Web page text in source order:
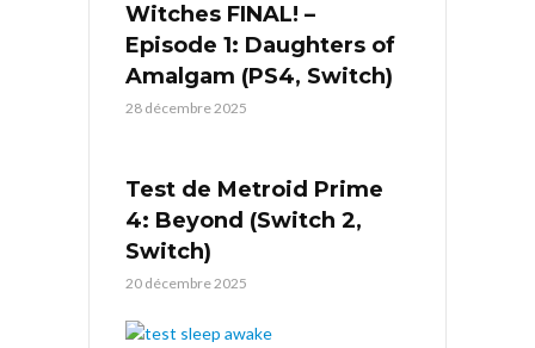
Witches FINAL! –
Episode 1: Daughters of
Amalgam (PS4, Switch)
28 décembre 2025
Test de Metroid Prime
4: Beyond (Switch 2,
Switch)
20 décembre 2025